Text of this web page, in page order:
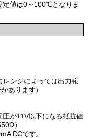
定値は0～100℃となりま
レンジによっては出力範
あります）
圧が11V以下になる抵抗値
）
DCです。